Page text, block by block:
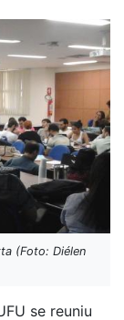
(Foto: Diélen
se reuniu